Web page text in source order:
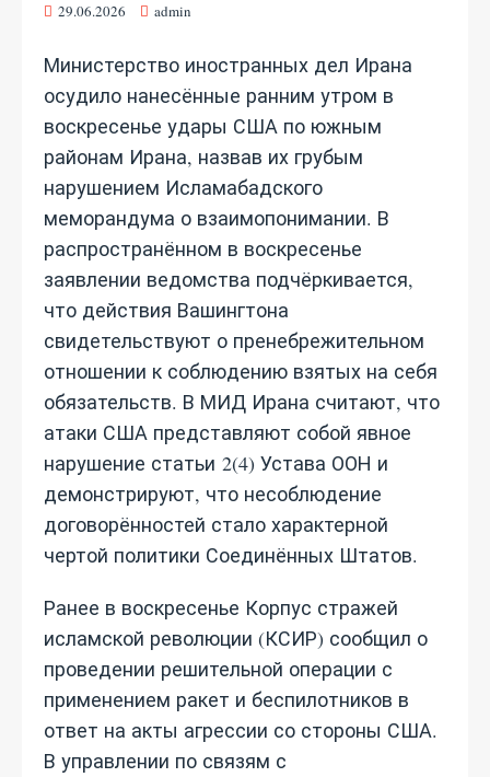
29.06.2026 admin
Министерство иностранных дел Ирана
осудило нанесённые ранним утром в
воскресенье удары США по южным
районам Ирана, назвав их грубым
нарушением Исламабадского
меморандума о взаимопонимании. В
распространённом в воскресенье
заявлении ведомства подчёркивается,
что действия Вашингтона
свидетельствуют о пренебрежительном
отношении к соблюдению взятых на себя
обязательств. В МИД Ирана считают, что
атаки США представляют собой явное
нарушение статьи 2(4) Устава ООН и
демонстрируют, что несоблюдение
договорённостей стало характерной
чертой политики Соединённых Штатов.
Ранее в воскресенье Корпус стражей
исламской революции (КСИР) сообщил о
проведении решительной операции с
применением ракет и беспилотников в
ответ на акты агрессии со стороны США.
В управлении по связям с